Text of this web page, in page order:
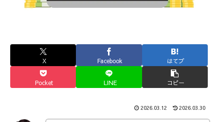
X Facebook はてブ
Pocket LINE コピー
2026.03.12 2026.03.30